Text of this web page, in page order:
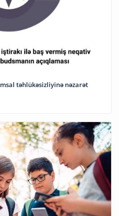
təhlükəsizliyinə nəzarət